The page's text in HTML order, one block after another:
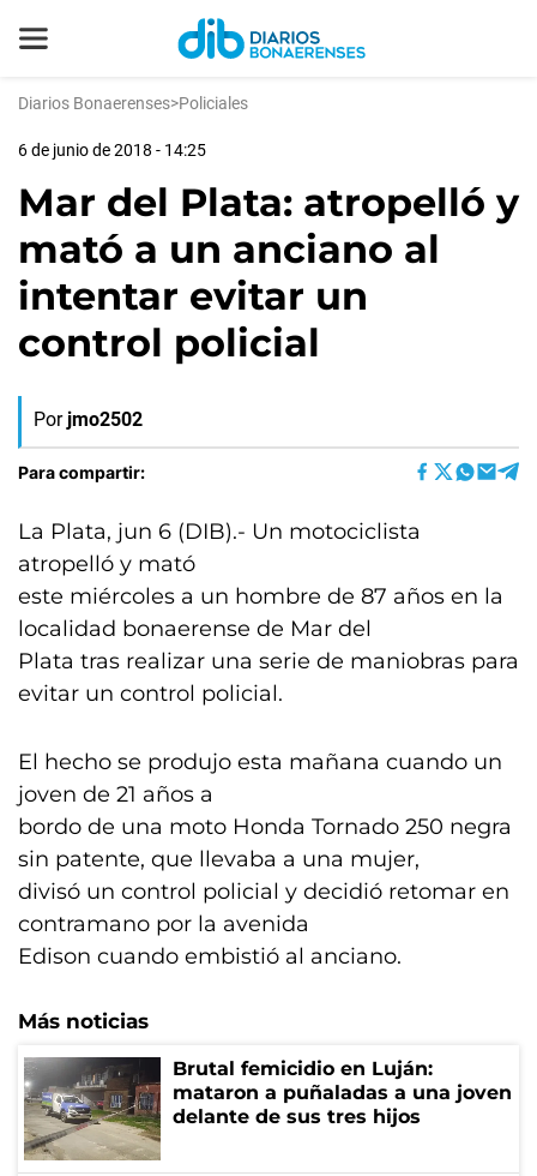
Diarios Bonaerenses>Policiales
6 de junio de 2018 - 14:25
Mar del Plata: atropelló y
mató a un anciano al
intentar evitar un
control policial
Por jmo2502
Para compartir:
La Plata, jun 6 (DIB).- Un motociclista
atropelló y mató
este miércoles a un hombre de 87 años en la
localidad bonaerense de Mar del
Plata tras realizar una serie de maniobras para
evitar un control policial.
El hecho se produjo esta mañana cuando un
joven de 21 años a
bordo de una moto Honda Tornado 250 negra
sin patente, que llevaba a una mujer,
divisó un control policial y decidió retomar en
contramano por la avenida
Edison cuando embistió al anciano.
Más noticias
Brutal femicidio en Luján:
mataron a puñaladas a una joven
delante de sus tres hijos